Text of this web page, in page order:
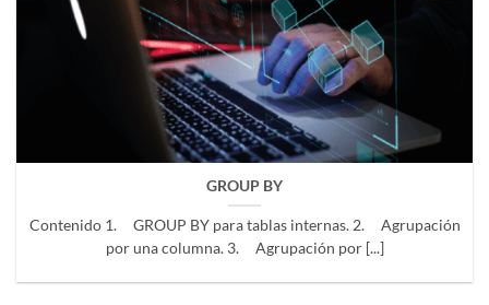
GROUP BY
Contenido 1. GROUP BY para tablas internas. 2. Agrupación
por una columna. 3. Agrupación por [...]